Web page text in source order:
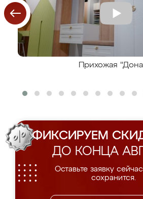
Прихожая
ФИКСИРУЕМ
ДО КОНЦА
Оставьте заявку
сохранится.